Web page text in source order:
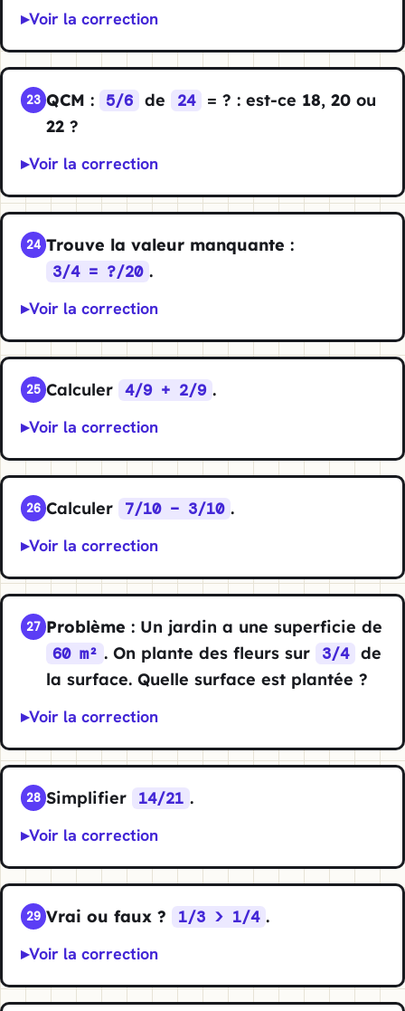
Voir la correction
23 QCM : 5/6 de 24 = ? : est-ce 18, 20ou
22 ?
Voir la correction
24 Trouve la valeur manquante :
3/4 = ?/20 .
Voir la correction
25 Calculer 4/9 + 2/9 .
Voir la correction
26 Calculer 7/10 − 3/10 .
Voir la correction
27 Problème : Un jardin a une superficie de
60 m² . On plante des fleurs sur 3/4
de
la surface. Quelle surface est plantée ?
Voir la correction
28 Simplifier 14/21 .
Voir la correction
29 Vrai ou faux ? 1/3 > 1/4 .
Voir la correction